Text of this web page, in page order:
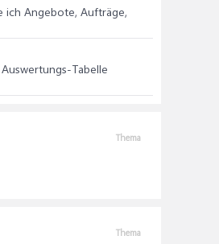
ich Angebote, Aufträge,
Tabelle
Thema
Thema